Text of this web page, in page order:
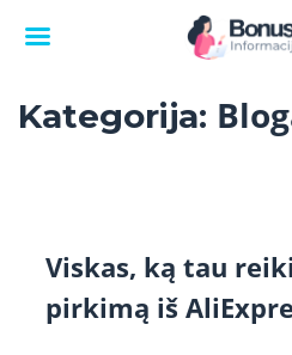
Skip
to
Kategorija:
Viskas, ką tau
pirkimą iš